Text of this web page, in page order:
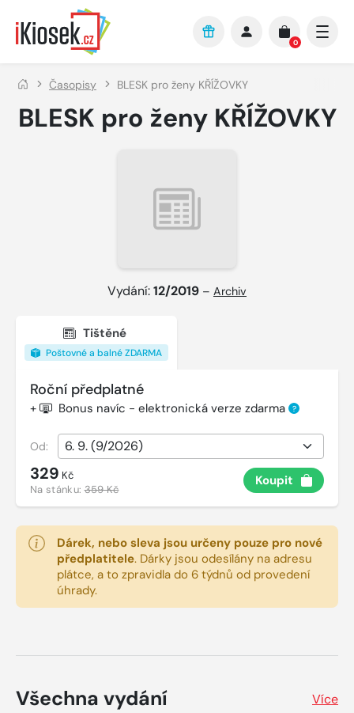
Přejít na hlavní obsah
0
Časopisy BLESK pro ženy KŘÍŽOVKY
BLESK pro ženy KŘÍŽOVKY
Vydání:12/2019 – Archiv
Tištěné
Poštovné a balné ZDARMA
Roční předplatné
+ Bonus navíc - elektronická verze zdarma ?
Od:
329 Kč
Na stánku:359 Kč
Koupit
Dárek, nebo sleva jsou určeny pouze pro nové
předplatitele. Dárky jsou odesílány na adresu
plátce, a to zpravidla do 6 týdnů od provedení
úhrady.
Všechna vydání Více